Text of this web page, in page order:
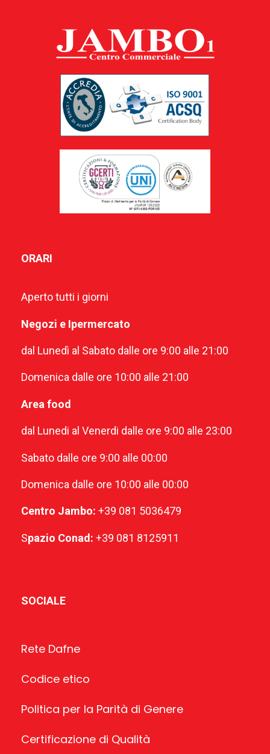
ORARI
Aperto tutti i giorni
Negozi e Ipermercato
dal Lunedì al Sabato dalle ore 9:00 alle 21:00
Domenica dalle ore 10:00 alle 21:00
Area food
dal Lunedi al Venerdi dalle ore 9:00 alle 23:00
Sabato dalle ore 9:00 alle 00:00
Domenica dalle ore 10:00 alle 00:00
Centro Jambo: +39 081 5036479
Spazio Conad: +39 081 8125911
SOCIALE
Rete Dafne
Codice etico
Politica per la Parità di Genere
Certificazione di Qualità